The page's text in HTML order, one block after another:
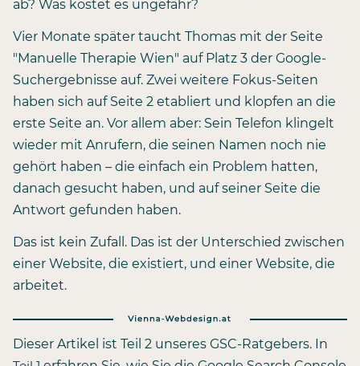
ab? Was kostet es ungefähr?
Vier Monate später taucht Thomas mit der Seite
"Manuelle Therapie Wien" auf Platz 3 der Google-
Suchergebnisse auf. Zwei weitere Fokus-Seiten
haben sich auf Seite 2 etabliert und klopfen an die
erste Seite an. Vor allem aber: Sein Telefon klingelt
wieder mit Anrufern, die seinen Namen noch nie
gehört haben – die einfach ein Problem hatten,
danach gesucht haben, und auf seiner Seite die
Antwort gefunden haben.
Das ist kein Zufall. Das ist der Unterschied zwischen
einer Website, die existiert, und einer Website, die
arbeitet.
Dieser Artikel ist Teil 2 unseres GSC-Ratgebers. In